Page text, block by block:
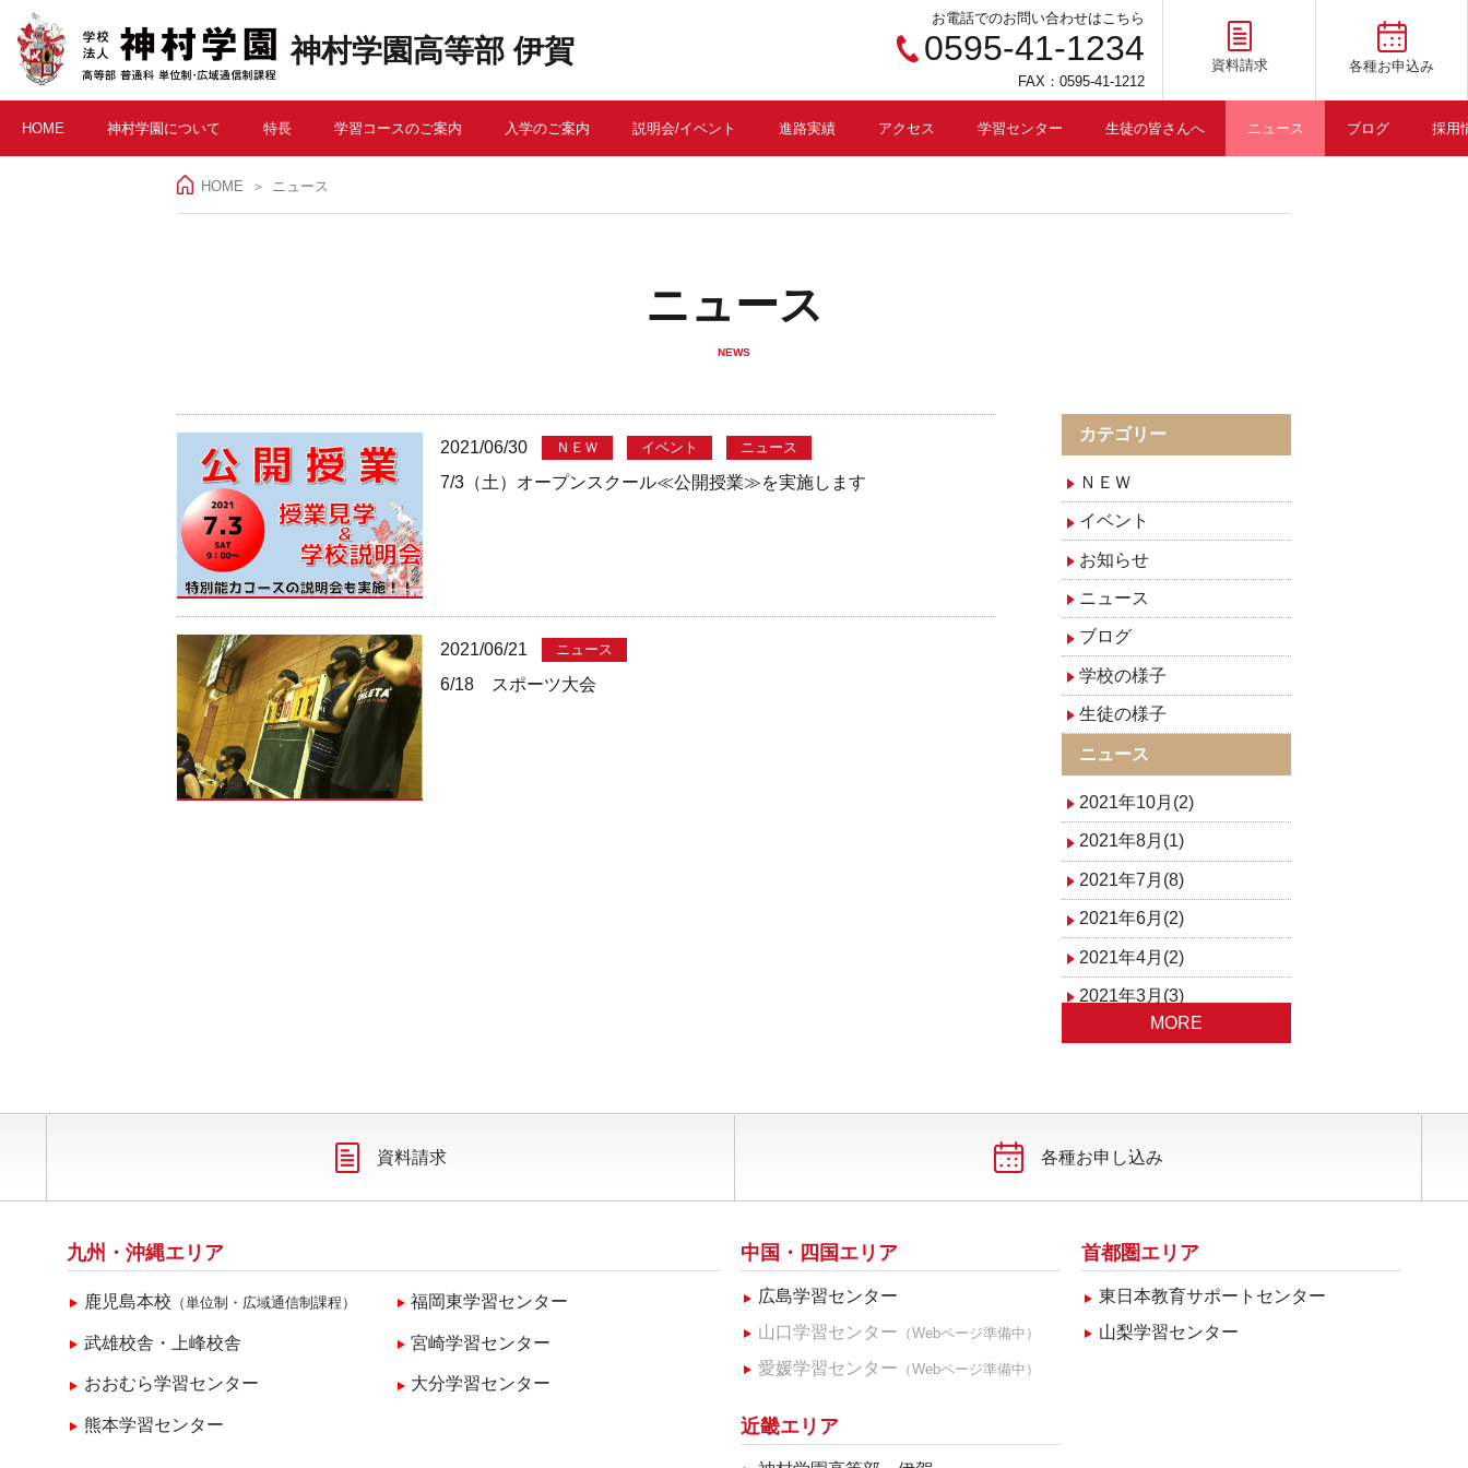
神村学園高等部 伊賀
お電話でのお問い合わせはこちら
0595-41-1234
FAX：0595-41-1212
資料請求 各種お申込み
HOME 神村学園について 特長 学習コースのご案内 入学のご案内 説明会/イベント 進路実績 アクセス 学習センター 生徒の皆さんへ ニュース ブログ 採用
HOME ＞ ニュース
ニュース
NEWS
2021/06/30 ＮＥＷ イベント ニュース
7/3（土）オープンスクール≪公開授業≫を実施します
2021/06/21 ニュース
6/18 スポーツ大会
カテゴリー
ＮＥＷ
イベント
お知らせ
ニュース
ブログ
学校の様子
生徒の様子
ニュース
2021年10月(2)
2021年8月(1)
2021年7月(8)
2021年6月(2)
2021年4月(2)
2021年3月(3)
2021年1月(1)
MORE
資料請求 各種お申し込み
九州・沖縄エリア
鹿児島本校 （単位制・広域通信制課程） 福岡東学習センター
武雄校舎・上峰校舎 宮崎学習センター
おおむら学習センター 大分学習センター
熊本学習センター
中国・四国エリア
広島学習センター
山口学習センター （Webページ準備中）
愛媛学習センター （Webページ準備中）
近畿エリア
首都圏エリア
東日本教育サポートセンター
山梨学習センター